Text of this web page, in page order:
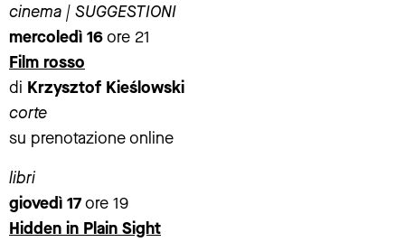
cinema | SUGGESTIONI
mercoledì 16ore 21
Film rosso
di Krzysztof Kieślowski
corte
su prenotazione online
libri
giovedì 17ore 19
Hidden in Plain Sight